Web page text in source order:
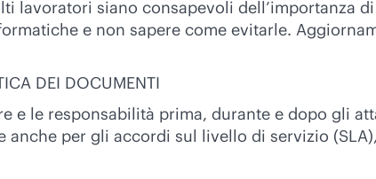
lavoratori siano consapevoli dell’importanza
e non sapere come evitarle.
DEI DOCUMENTI
e le responsabilità prima, durante e dopo gli
per gli accordi sul livello di servizio